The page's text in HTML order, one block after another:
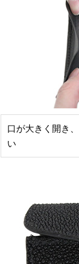
口が大きく開き
い